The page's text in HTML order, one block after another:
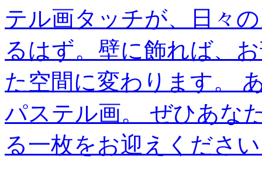
テル画タッチが、日々
るはず。壁に飾れば、
た空間に変わります。
パステル画。 ぜひあな
る一枚をお迎えくださ